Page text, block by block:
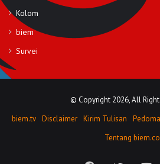
Kolom
biem
Survei
© Copyright 2026, All
biem.tv Disclaimer Kirim Tulisan
Tentang biem.co